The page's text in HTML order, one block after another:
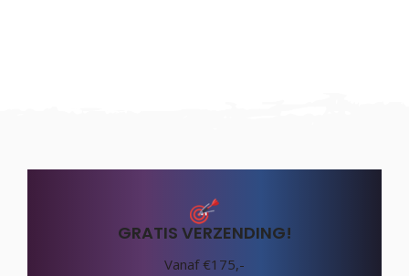
GRATIS VERZENDING!
Vanaf €175,-